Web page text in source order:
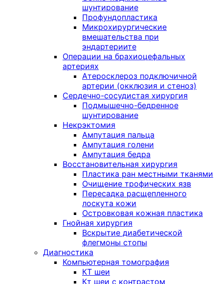
шунтирование
Профундопластика
Микрохирургические
вмешательства при
эндартериите
Операции на брахиоцефальных
артериях
Атеросклероз подключичной
артерии (окклюзия и стеноз)
Сердечно-сосудистая хирургия
Подмышечно-бедренное
шунтирование
Некрэктомия
Ампутация пальца
Ампутация голени
Ампутация бедра
Восстановительная хирургия
Пластика ран местными тканями
Очищение трофических язв
Пересадка расщепленного
лоскута кожи
Островковая кожная пластика
Гнойная хирургия
Вскрытие диабетической
флегмоны стопы
Диагностика
Компьютерная томография
КТ шеи
Кт шеи с контрастом